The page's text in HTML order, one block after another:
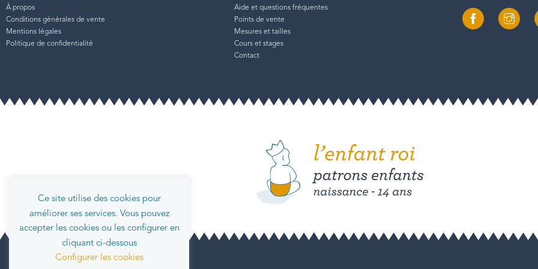
À propos
Conditions générales de vente
Mentions légales
Politique de confidentialité
Aide et questions fréquentes
Points de vente
Mesures et tailles
Cours et stages
Contact
Ce site utilise des cookies pour
améliorer ses services. Vous pouvez
accepter les cookies ou les configurer en
cliquant ci-dessous
Configurer les cookies